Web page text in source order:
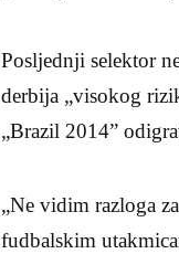
Posljednji selektor
derbija „visokog
„Brazil 2014”
„Ne vidim razloga
fudbalskim